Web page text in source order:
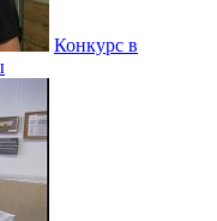
Конкурс в